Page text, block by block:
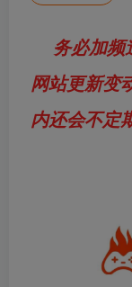
务必加频
网站更新变
内还会不定